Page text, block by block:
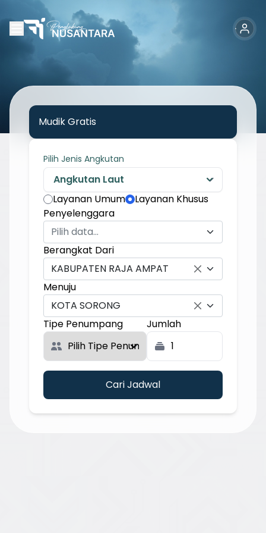
Mudik Gratis
Pilih Jenis Angkutan
Layanan Umum
Layanan Khusus
Penyelenggara
Pilih data...
Berangkat Dari
KABUPATEN RAJA AMPAT
Menuju
KOTA SORONG
Tipe Penumpang
Jumlah
Cari Jadwal